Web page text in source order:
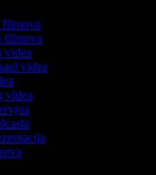
filmova
videa